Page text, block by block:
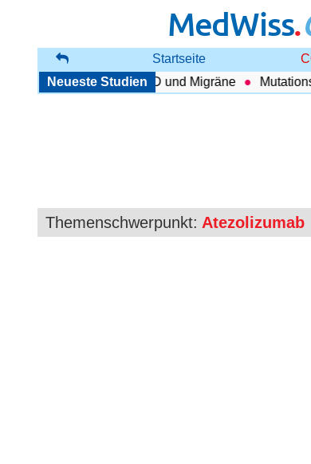
MedWiss.
Startseite
Neueste Studien
zwischen COPD und Migräne
Themenschwerpunkt: Atezolizumab